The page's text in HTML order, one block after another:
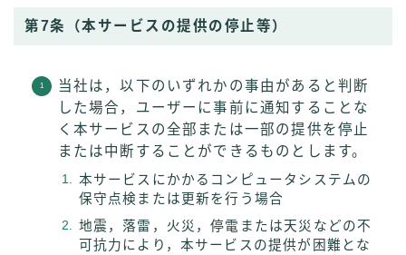
第7条（本サービスの提供の停止等）
当社は，以下のいずれかの事由があると判断
した場合，ユーザーに事前に通知することな
く本サービスの全部または一部の提供を停止
または中断することができるものとします。
本サービスにかかるコンピュータシステムの
保守点検または更新を行う場合
地震，落雷，火災，停電または天災などの不
可抗力により，本サービスの提供が困難とな